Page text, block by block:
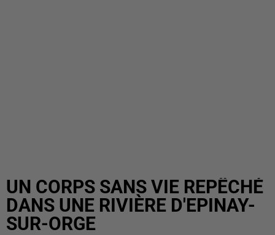
UN CORPS SANS VIE REPÊCHÉ
DANS UNE RIVIÈRE D'EPINAY-
SUR-ORGE